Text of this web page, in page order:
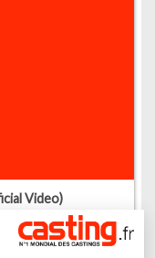
Video)
03:28